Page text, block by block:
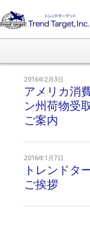
2016年2月3日
アメリカ消
ン州荷物受
ご案内
2016年1月7日
トレンドタ
ご挨拶